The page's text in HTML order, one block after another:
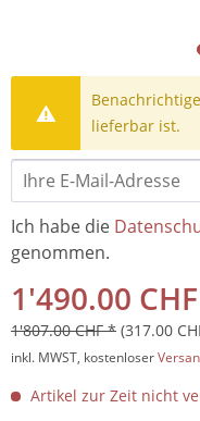
lieferbar ist.
Ich habe die
genommen.
1'490.00
1'807.00 CHF * (317.00
inkl. MWST, kostenloser
Artikel zur Zeit nicht